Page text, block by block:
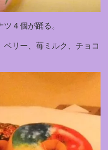
４個が踊る。
リー、苺ミルク、チョコ